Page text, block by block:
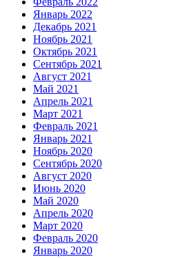
Январь 2022
Декабрь 2021
Ноябрь 2021
Октябрь 2021
Сентябрь 2021
Август 2021
Май 2021
Апрель 2021
Март 2021
Февраль 2021
Январь 2021
Ноябрь 2020
Сентябрь 2020
Август 2020
Июнь 2020
Май 2020
Апрель 2020
Март 2020
Февраль 2020
Январь 2020